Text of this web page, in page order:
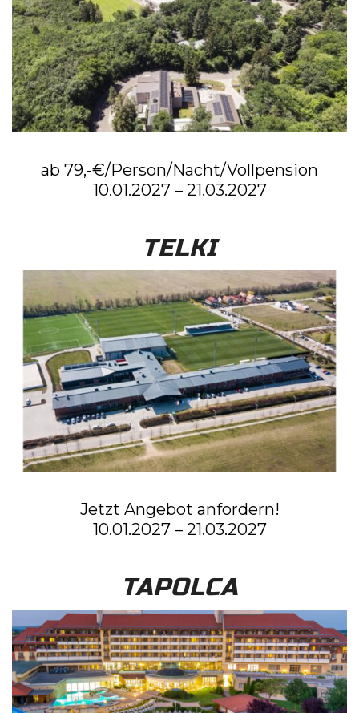
ab 79,-€/Person/Nacht/Vollpension
10.01.2027 – 21.03.2027
TELKI
Jetzt Angebot anfordern!
10.01.2027 – 21.03.2027
TAPOLCA